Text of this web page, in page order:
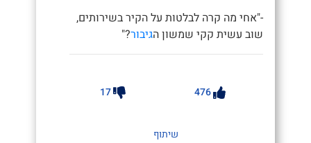
-"אחי מה קרה לבלטות על הקיר בשירותים,
שוב עשית קקי שמשון הגיבור?"
476
17
שיתוף